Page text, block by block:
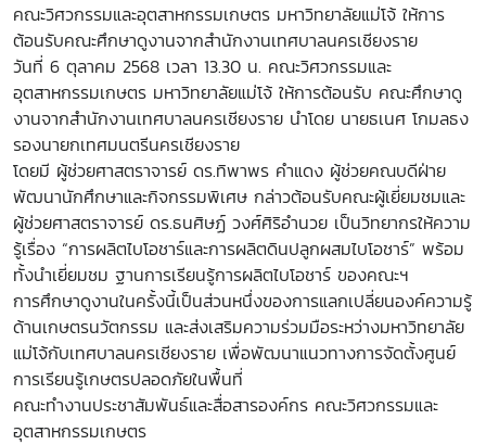
คณะวิศวกรรมและอุตสาหกรรมเกษตร มหาวิทยาลัยแม่โจ้ ให้การ
ต้อนรับคณะศึกษาดูงานจากสำนักงานเทศบาลนครเชียงราย
วันที่ 6 ตุลาคม 2568 เวลา 13.30 น. คณะวิศวกรรมและ
อุตสาหกรรมเกษตร มหาวิทยาลัยแม่โจ้ ให้การต้อนรับ คณะศึกษาดู
งานจากสำนักงานเทศบาลนครเชียงราย นำโดย นายธเนศ โกมลธง
รองนายกเทศมนตรีนครเชียงราย
โดยมี ผู้ช่วยศาสตราจารย์ ดร.ทิพาพร คำแดง ผู้ช่วยคณบดีฝ่าย
พัฒนานักศึกษาและกิจกรรมพิเศษ กล่าวต้อนรับคณะผู้เยี่ยมชมและ
ผู้ช่วยศาสตราจารย์ ดร.ธนศิษฏ์ วงศ์ศิริอำนวย เป็นวิทยากรให้ความ
รู้เรื่อง “การผลิตไบโอชาร์และการผลิตดินปลูกผสมไบโอชาร์” พร้อม
ทั้งนำเยี่ยมชม ฐานการเรียนรู้การผลิตไบโอชาร์ ของคณะฯ
การศึกษาดูงานในครั้งนี้เป็นส่วนหนึ่งของการแลกเปลี่ยนองค์ความรู้
ด้านเกษตรนวัตกรรม และส่งเสริมความร่วมมือระหว่างมหาวิทยาลัย
แม่โจ้กับเทศบาลนครเชียงราย เพื่อพัฒนาแนวทางการจัดตั้งศูนย์
การเรียนรู้เกษตรปลอดภัยในพื้นที่
คณะทำงานประชาสัมพันธ์และสื่อสารองค์กร คณะวิศวกรรมและ
อุตสาหกรรมเกษตร